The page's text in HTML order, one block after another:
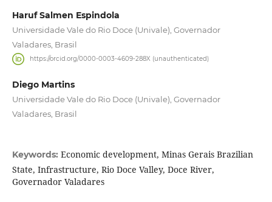
Haruf Salmen Espindola
Universidade Vale do Rio Doce (Univale), Governador
Valadares, Brasil
https://orcid.org/0000-0003-4609-288X (unauthenticated)
Diego Martins
Universidade Vale do Rio Doce (Univale), Governador
Valadares, Brasil
Keywords: Economic development, Minas Gerais Brazilian
State, Infrastructure, Rio Doce Valley, Doce River,
Governador Valadares